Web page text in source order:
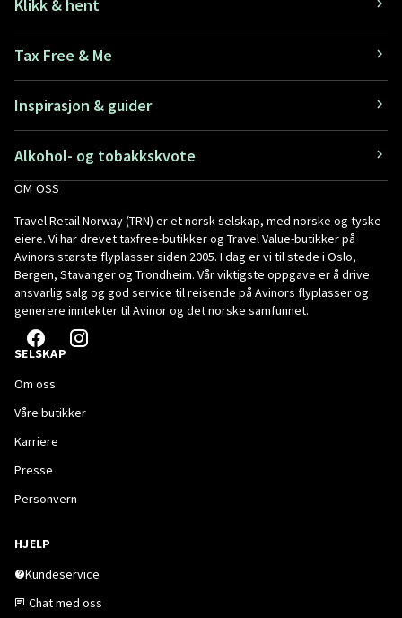
Klikk & hent
Tax Free & Me
Inspirasjon & guider
Alkohol- og tobakkskvote
OM OSS
Travel Retail Norway (TRN) er et norsk selskap, med norske og tyske
eiere. Vi har drevet taxfree-butikker og Travel Value-butikker på
Avinors største flyplasser siden 2005. I dag er vi til stede i Oslo,
Bergen, Stavanger og Trondheim. Vår viktigste oppgave er å drive
ansvarlig salg og god service til reisende på Avinors flyplasser og
generere inntekter til Avinor og det norske samfunnet.
SELSKAP
Om oss
Våre butikker
Karriere
Presse
Personvern
HJELP
Kundeservice
Chat med oss